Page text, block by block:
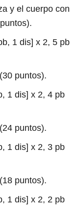
y el cuerpo con
1 dis] x 2, 5 pb
puntos).
1 dis] x 2, 4 pb
puntos).
1 dis] x 2, 3 pb
puntos).
1 dis] x 2, 2 pb